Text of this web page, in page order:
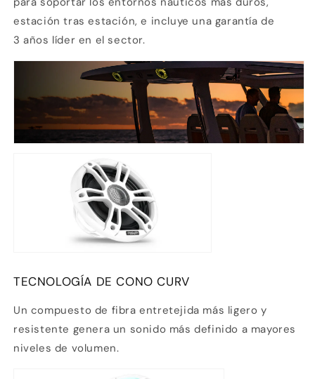
estación tras estación, e incluye una garantía de
3 años líder en el sector.
TECNOLOGÍA DE CONO CURV
Un compuesto de fibra entretejida más ligero y
resistente genera un sonido más definido a mayores
niveles de volumen.
sin tarjeta de crédito
1
pagar con Meses sin Tarjeta.
En tu cuenta de Mercado Pago,elige
la cantidad de meses
y confirma.
3 Paga mes a mescon saldo disponible,
débito u otros medios.
¿Tienes dudas? Consulta nuestra